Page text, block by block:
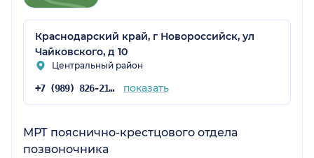
Краснодарский край, г Новороссийск, ул
Чайковского, д 10
Центральный район
+7 (989) 826-21-11 показать
МРТ пояснично-крестцового отдела
позвоночника